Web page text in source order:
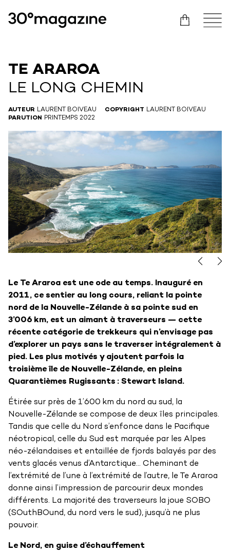
TE ARAROA
LE LONG CHEMIN
AUTEUR LAURENT BOIVEAU COPYRIGHT LAURENT BOIVEAU
PARUTION PRINTEMPS 2022
Le Te Araroa est une ode au temps. Inauguré en
2011, ce sentier au long cours, reliant la pointe
nord de la Nouvelle-Zélande à sa pointe sud en
3’006 km, est un aimant à traverseurs — cette
récente catégorie de trekkeurs qui n’envisage pas
d’explorer un pays sans le traverser intégralement à
pied. Les plus motivés y ajoutent parfois la
troisième île de Nouvelle-Zélande, en pleins
Quarantièmes Rugissants : Stewart Island.
Étirée sur près de 1’600 km du nord au sud, la
Nouvelle-Zélande se compose de deux îles principales.
Tandis que celle du Nord s’enfonce dans le Pacifique
néotropical, celle du Sud est marquée par les Alpes
néo-zélandaises et entaillée de fjords balayés par des
vents glacés venus d’Antarctique… Cheminant de
l’extrémité de l’une à l’extrémité de l’autre, le Te Araroa
donne ainsi l’impression de parcourir deux mondes
différents. La majorité des traverseurs la joue SOBO
(SOuthBOund, du nord vers le sud), jusqu’à ne plus
pouvoir.
Le Nord, en guise d’échauffement